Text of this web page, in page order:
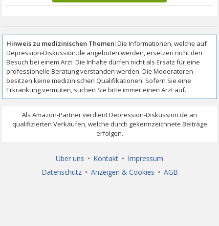
Über uns • Kontakt • Impressum
Datenschutz • Anzeigen & Cookies • AGB